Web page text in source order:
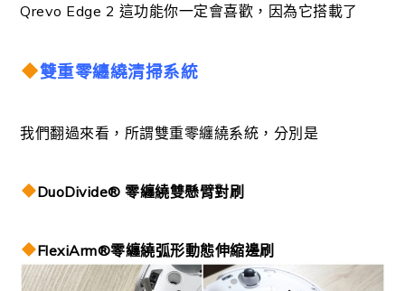
Qrevo Edge 2 這功能你一定會喜歡， 因為它搭載了
雙重零纏繞清掃系統
我們翻過來看，所謂雙重零纏繞系統， 分別是
DuoDivide® 零纏繞雙懸臂對刷
FlexiArm®零纏繞弧形動態伸縮邊刷